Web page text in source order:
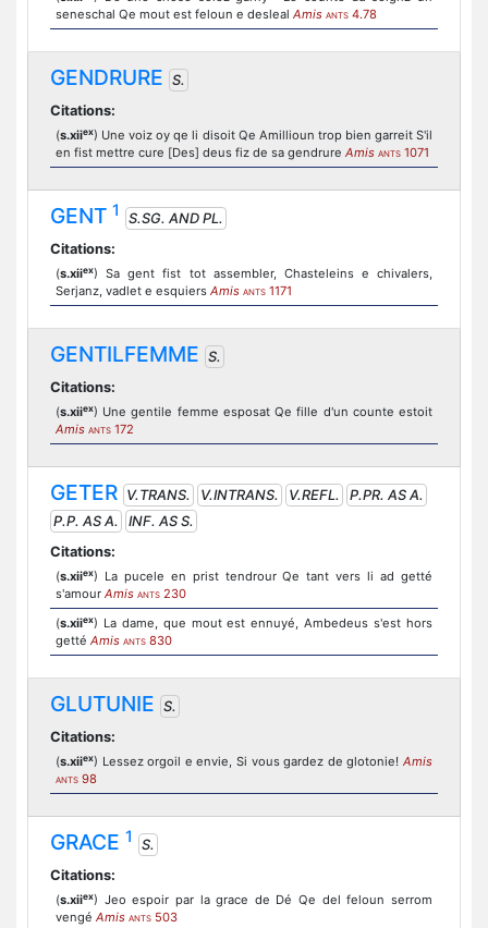
seneschal Qe mout est feloun e desleal Amis ANTS 4.78
GENDRURE S.
Citations:
(s.xiiex) Une voiz oy qe li disoit Qe Amillioun trop bien garreit S'il
en fist mettre cure [Des] deus fiz de sa gendrure Amis ANTS 1071
GENT 1
S.SG. AND PL.
Citations:
(s.xiiex) Sa gent fist tot assembler, Chasteleins e chivalers,
Serjanz, vadlet e esquiers Amis ANTS 1171
GENTILFEMME S.
Citations:
(s.xiiex) Une gentile femme esposat Qe fille d'un counte estoit
Amis ANTS 172
GETER V.TRANS. V.INTRANS. V.REFL.
P.PR. AS A.
P.P. AS A.
INF. AS S.
Citations:
(s.xiiex) La pucele en prist tendrour Qe tant vers li ad getté
s'amour Amis ANTS 230
(s.xiiex) La dame, que mout est ennuyé, Ambedeus s'est hors
getté Amis ANTS 830
GLUTUNIE S.
Citations:
(s.xiiex) Lessez orgoil e envie, Si vous gardez de glotonie! Amis
ANTS 98
GRACE 1
S.
Citations:
(s.xiiex) Jeo espoir par la grace de Dé Qe del feloun serrom
vengé Amis ANTS 503